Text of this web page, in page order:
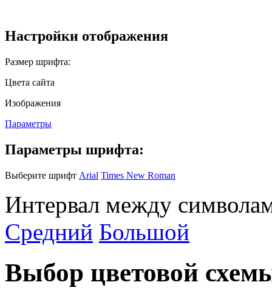
Настройки отображения
Размер шрифта:
Цвета сайта
Изображения
Параметры
Параметры шрифта:
Выберите шрифт Arial Times New Roman
Интервал между
Средний Большой
Выбор цветовой